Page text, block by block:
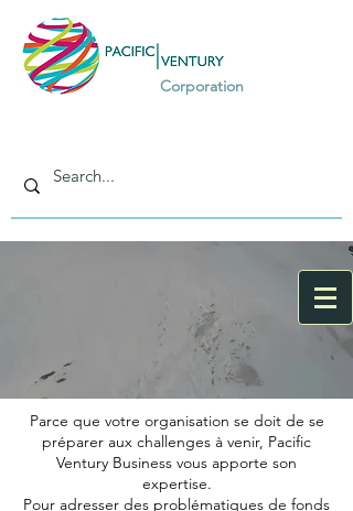
Corporation
Parce que votre organisation se doit de se
préparer aux challenges à venir, Pacific
Ventury Business vous apporte son
expertise.
Pour adresser des problématiques de fonds